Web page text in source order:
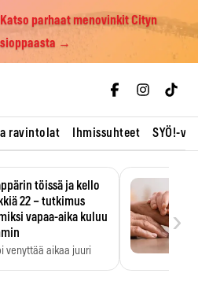
parhaat menovinkit Cityn
→
ravintolat Ihmissuhteet SYÖ!-
töissä ja kello
22 – tutkimus
vapaa-aika kuluu
venyttää aikaa juuri
›